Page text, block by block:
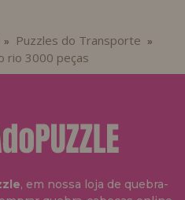
» Puzzles do Transporte »
rio 3000 peças
, em nossa loja de quebra-